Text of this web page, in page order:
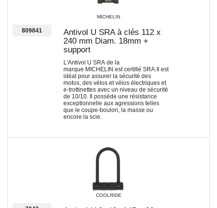
MICHELIN
809841
Antivol U SRA à clés 112 x
240 mm Diam. 18mm +
support
L'Antivol U SRA de la
marque MICHELIN est certifié SRA.Il est
idéal pour assurer la sécurité des
motos, des vélos et vélos électriques et
e-trottinettes avec un niveau de sécurité
de 10/10. Il possède une résistance
exceptionnelle aux agressions telles
que le coupe-boulon, la masse ou
encore la scie.
COOLRIDE